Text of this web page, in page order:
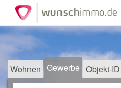
Wohnen Gewerbe Objekt-ID